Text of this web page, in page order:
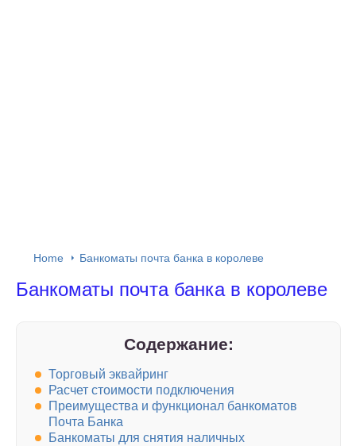
Home Банкоматы почта банка в королеве
Банкоматы почта банка в королеве
Содержание:
Торговый эквайринг
Расчет стоимости подключения
Преимущества и функционал банкоматов
Почта Банка
Банкоматы для снятия наличных